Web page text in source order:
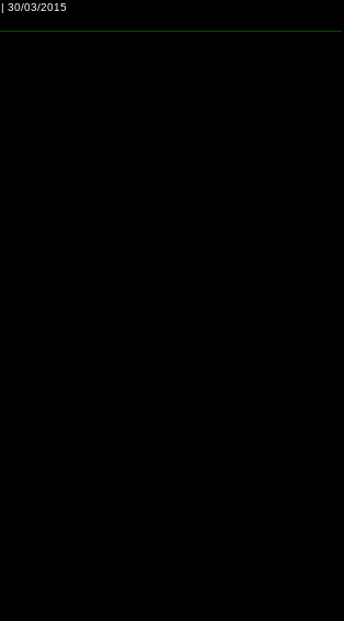
| 30/03/2015